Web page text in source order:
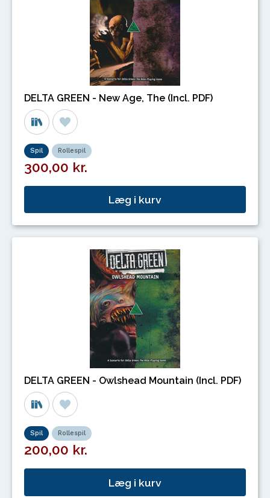
DELTA GREEN - New Age, The (Incl. PDF)
Spil Rollespil
300,00 kr.
Læg i kurv
DELTA GREEN - Owlshead Mountain (Incl. PDF)
Spil Rollespil
200,00 kr.
Læg i kurv